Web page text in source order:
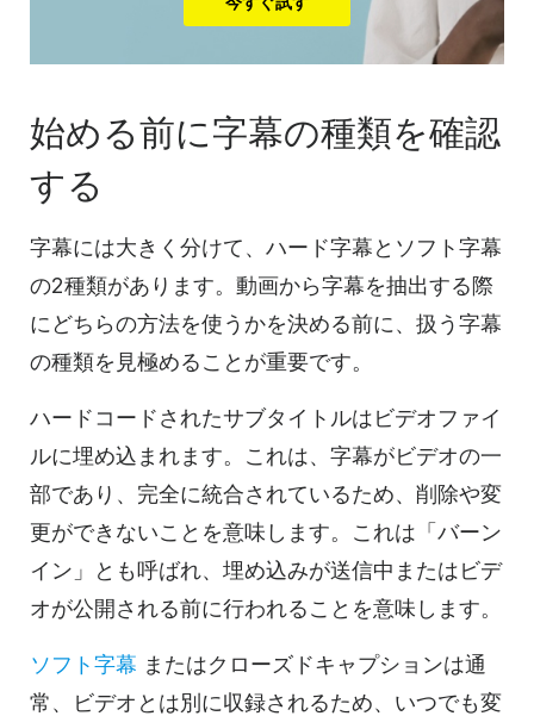
始める前に字幕の種類を確認
する
字幕には大きく分けて、ハード字幕とソフト字幕
の2種類があります。動画から字幕を抽出する際
にどちらの方法を使うかを決める前に、扱う字幕
の種類を見極めることが重要です。
ハードコードされたサブタイトルはビデオファイ
ルに埋め込まれます。これは、字幕がビデオの一
部であり、完全に統合されているため、削除や変
更ができないことを意味します。これは「バーン
イン」とも呼ばれ、埋め込みが送信中またはビデ
オが公開される前に行われることを意味します。
ソフト字幕 またはクローズドキャプションは通
常、ビデオとは別に収録されるため、いつでも変